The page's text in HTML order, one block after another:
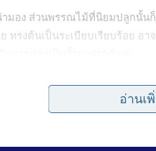
มอง ส่วนพรรณไม้ที่นิยมปลูกนั้น
ทรงต้นเป็นระเบียบเรียบร้อย อ
อ่านเ